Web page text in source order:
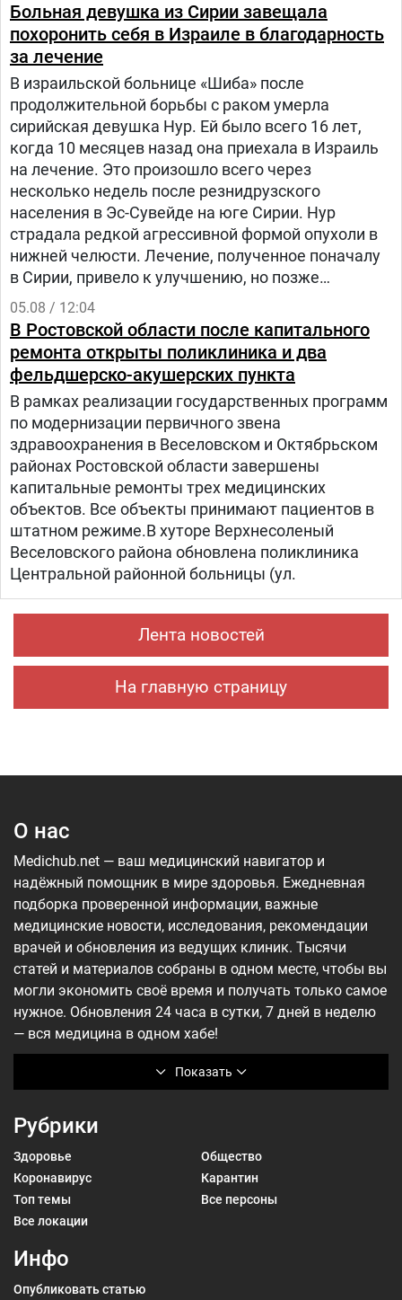
Больная девушка из Сирии завещала
похоронить себя в Израиле в благодарность
за лечение
В израильской больнице «Шиба» после
продолжительной борьбы с раком умерла
сирийская девушка Нур. Ей было всего 16 лет,
когда 10 месяцев назад она приехала в Израиль
на лечение. Это произошло всего через
несколько недель после резнидрузского
населения в Эс-Сувейде на юге Сирии. Нур
страдала редкой агрессивной формой опухоли в
нижней челюсти. Лечение, полученное поначалу
в Сирии, привело к улучшению, но позже
произошел рецидив болезни. Нур попала на
лечение в «Шибу» в рамках гуманитарного
проекта «Шевет-ахим» («Кровные братья).
05.08 / 12:04
В Ростовской области после капитального
ремонта открыты поликлиника и два
фельдшерско-акушерских пункта
В рамках реализации государственных программ
по модернизации первичного звена
здравоохранения в Веселовском и Октябрьском
районах Ростовской области завершены
капитальные ремонты трех медицинских
объектов. Все объекты принимают пациентов в
штатном режиме.В хуторе Верхнесоленый
Веселовского района обновлена поликлиника
Центральной районной больницы (ул.
Лента новостей
На главную страницу
О нас
Показать
Medichub.net — ваш медицинский навигатор и
надёжный помощник в мире здоровья. Ежедневная
подборка проверенной информации, важные
медицинские новости, исследования, рекомендации
врачей и обновления из ведущих клиник. Тысячи
статей и материалов собраны в одном месте, чтобы вы
могли экономить своё время и получать только самое
нужное. Обновления 24 часа в сутки, 7 дней в неделю
— вся медицина в одном хабе!
Рубрики
Здоровье
Общество
Коронавирус
Карантин
Топ темы
Все персоны
Все локации
Инфо
Опубликовать статью